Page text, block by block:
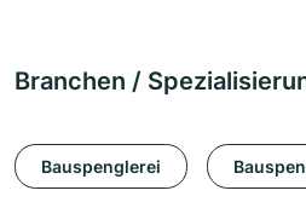
Branchen /
Bauspenglerei